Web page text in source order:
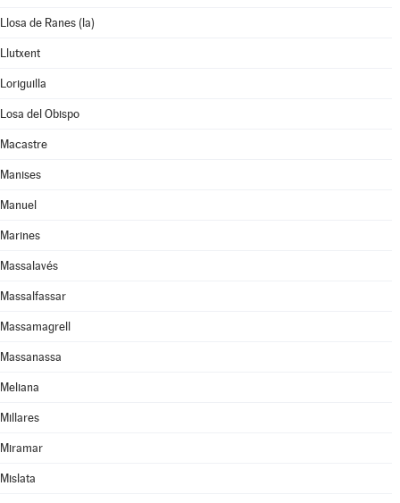
Llosa de Ranes (la)
Llutxent
Loriguilla
Losa del Obispo
Macastre
Manises
Manuel
Marines
Massalavés
Massalfassar
Massamagrell
Massanassa
Meliana
Millares
Miramar
Mislata